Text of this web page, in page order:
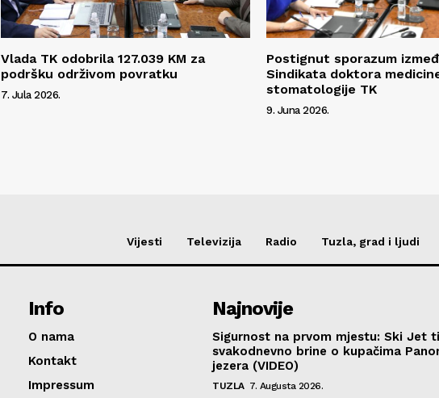
Vlada TK odobrila 127.039 KM za
podršku održivom povratku
7. Jula 2026.
Postignut sporazum
Sindikata doktora
stomatologije TK
9. Juna 2026.
Vijesti Televizija Radio Tuzla, grad i ljudi
Info
O nama
Kontakt
Impressum
Najnovije
Sigurnost na prvom mjestu: Ski Jet
svakodnevno brine o kupačima
jezera (VIDEO)
TUZLA 7. Augusta 2026.